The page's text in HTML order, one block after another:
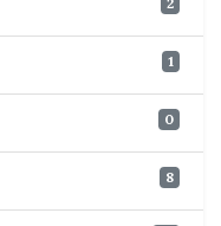
1
0
8